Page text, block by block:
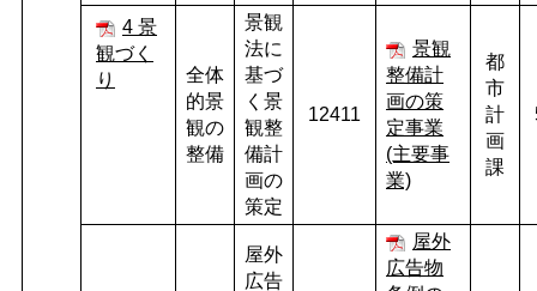
4 景
観づく
り
全体
的景
観の
整備
景観
法に
基づ
く景
観整
備計
画の
策定
12411
景観
整備計
画の策
定事業
(主要事
業)
都
市
計
画
課
屋外
広告
屋外
広告物